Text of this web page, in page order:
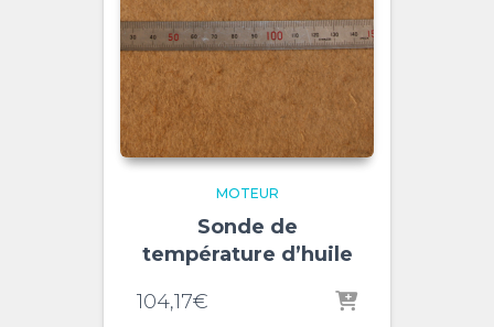
MOTEUR
Sonde de
température d’huile
104,17€